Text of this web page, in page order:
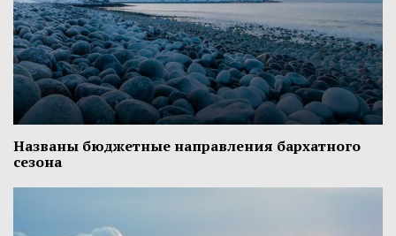
Названы бюджетные направления бархатного
сезона